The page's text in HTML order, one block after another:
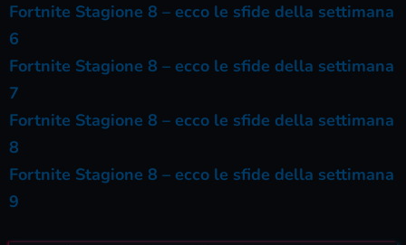
Fortnite Stagione 8 – ecco le sfide della settimana
6
Fortnite Stagione 8 – ecco le sfide della settimana
7
Fortnite Stagione 8 – ecco le sfide della settimana
8
Fortnite Stagione 8 – ecco le sfide della settimana
9